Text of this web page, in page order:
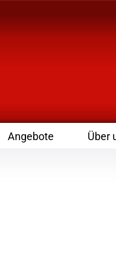
Angebote Über